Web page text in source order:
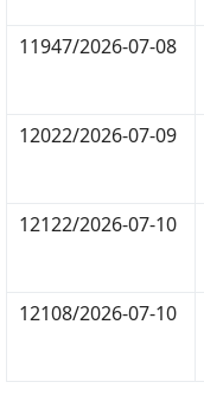
11947/2026-07-08
12022/2026-07-09
12122/2026-07-10
12108/2026-07-10